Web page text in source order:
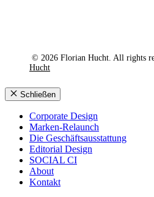
© 2026 Florian Hucht. All rights
Hucht
Schließen
Corporate Design
Marken-Relaunch
Die Geschäftsausstattung
Editorial Design
SOCIAL CI
About
Kontakt